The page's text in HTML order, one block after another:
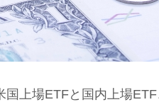
上場ETFと国内上場